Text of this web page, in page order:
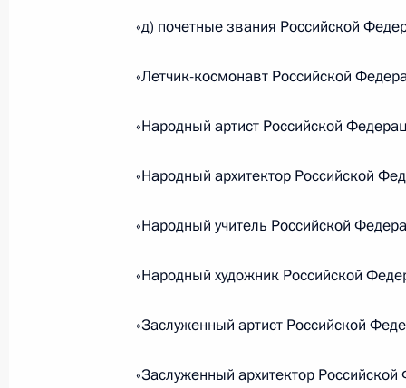
19 июля 2018 года, четверг
Подписан закон о расширении
Внесены изменения в отдельные
прав человека в местах
«д) почетные звания Российской
«Летчик-космонавт Российской
«Народный артист Российской
«Народный архитектор Российской
«Народный учитель Российской
«Народный художник Российской
«Заслуженный артист Российской
«Заслуженный архитектор Российской